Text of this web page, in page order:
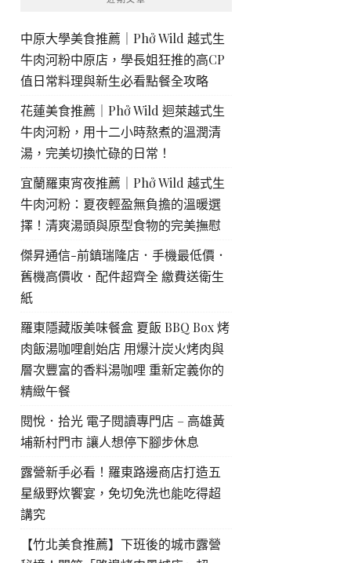
中原大學美食推薦｜Phở Wild 越式生
牛肉河粉中原店，學長姐狂推的高CP
值日常料理與新生必看點餐全攻略
花蓮美食推薦｜Phở Wild 迴萊越式生
牛肉河粉，用十二小時熬煮的溫潤清
湯，完美切換忙碌的日常！
宜蘭羅東宵夜推薦｜Phở Wild 越式生
牛肉河粉：夏夜輕盈無負擔的溫暖選
擇！清爽湯頭與原型食物的完美撫慰
傑昇通信-前鎮瑞隆店．手機最低價．
舊機高價收．配件超齊全 繳費送衛生
紙
羅東隱藏版美味餐盒 夏飯 BBQ Box 烤
肉飯湯咖哩創始店 用爆汁炭火烤肉與
層次豐富的香料湯咖哩 重新定義你的
精緻午餐
閱悅．拾光 電子閱讀專門店 – 高雄黃
埔新村門市 讓人想停下腳步休息
露營新手必看！羅東路邊商店打造五
星級野炊饗宴，免切免洗也能吃得超
講究
【竹北美食推薦】下班後的城市露營